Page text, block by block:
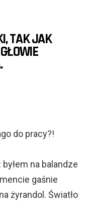
TAK JAK
do pracy?!
na balandze
gaśnie
żyrandol. Światło